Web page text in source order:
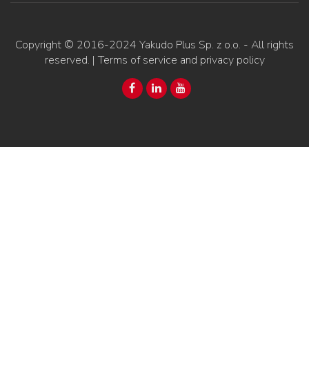
Copyright © 2016-2024 Yakudo Plus Sp. z o.o. - All rights
reserved. |Terms of service and privacy policy